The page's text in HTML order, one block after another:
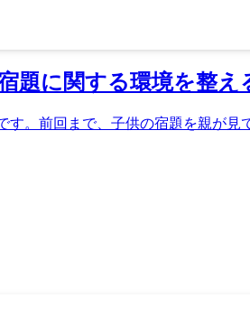
題に関する環境を整え
。前回まで、子供の宿題を親が